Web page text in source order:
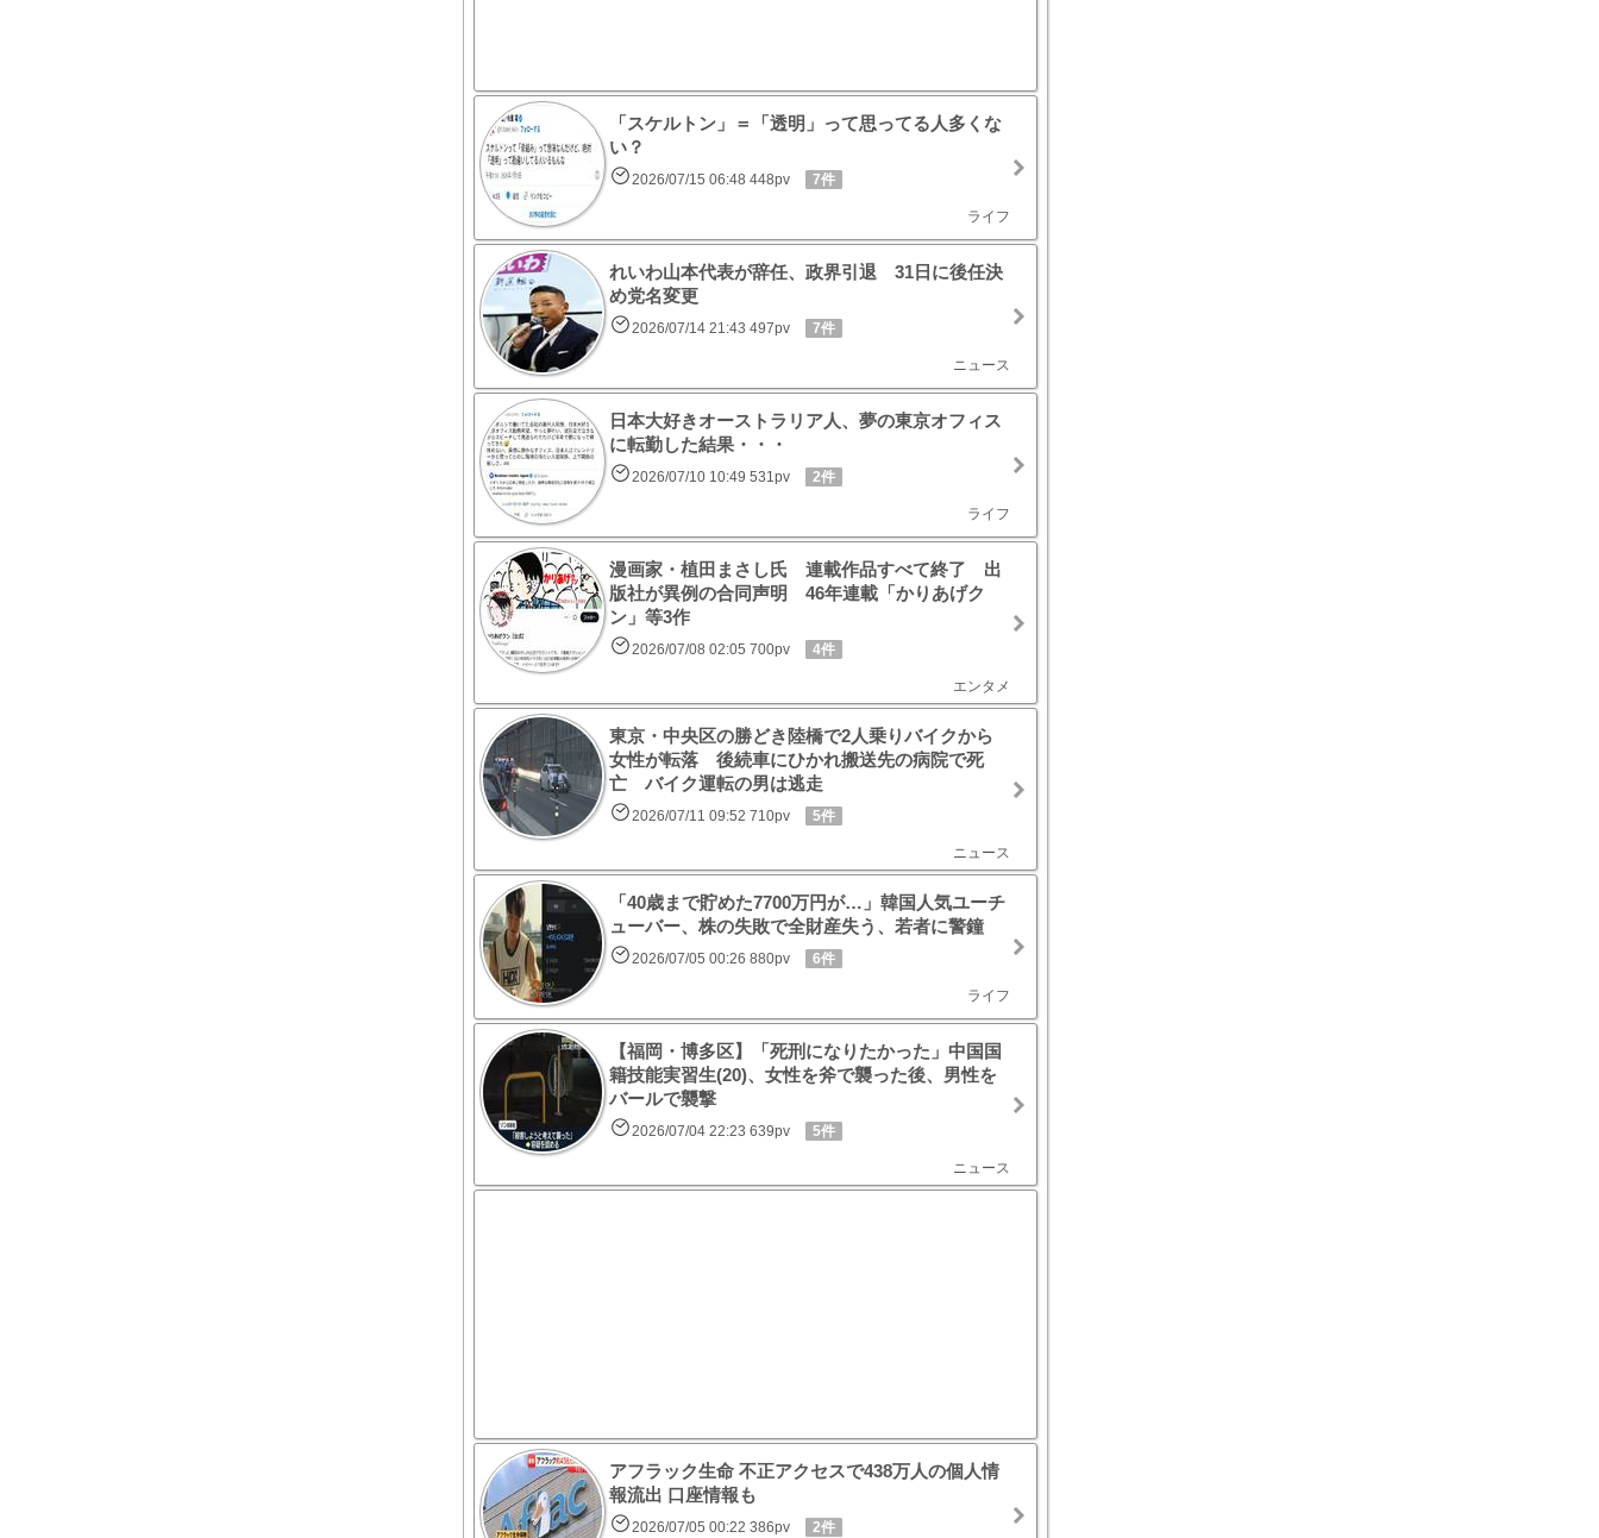
「スケルトン」＝「透明」って思ってる人多くな
い？
2026/07/15 06:48 448pv 7件
ライフ
れいわ山本代表が辞任、政界引退 31日に後任決
め党名変更
2026/07/14 21:43 497pv 7件
ニュース
日本大好きオーストラリア人、夢の東京オフィス
に転勤した結果・・・
2026/07/10 10:49 531pv 2件
ライフ
漫画家・植田まさし氏 連載作品すべて終了 出
版社が異例の合同声明 46年連載「かりあげク
ン」等3作
2026/07/08 02:05 700pv 4件
エンタメ
東京・中央区の勝どき陸橋で2人乗りバイクから
女性が転落 後続車にひかれ搬送先の病院で死
亡 バイク運転の男は逃走
2026/07/11 09:52 710pv 5件
ニュース
「40歳まで貯めた7700万円が…」韓国人気ユーチ
ューバー、株の失敗で全財産失う、若者に警鐘
2026/07/05 00:26 880pv 6件
ライフ
【福岡・博多区】「死刑になりたかった」中国国
籍技能実習生(20)、女性を斧で襲った後、男性を
バールで襲撃
2026/07/04 22:23 639pv 5件
ニュース
アフラック生命 不正アクセスで438万人の個人情
報流出 口座情報も
2026/07/05 00:22 386pv 2件